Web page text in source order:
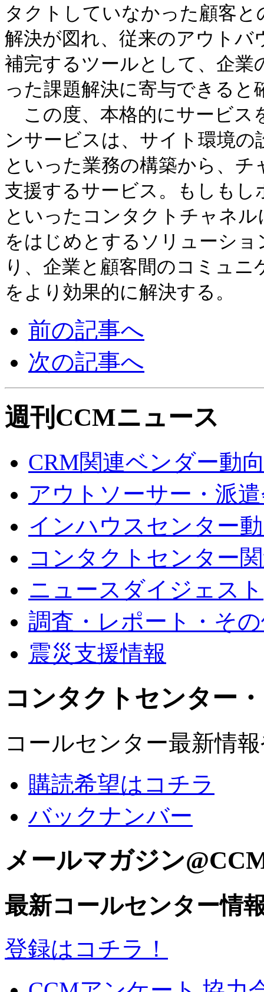
タ クトしていなかった顧客と
解決が図れ、従来のアウトバ
補完するツールとして、企業
っ た課題解決に寄与できる
この度、本格的にサービス
ンサービスは、サイト環境の
といった業務の構築から、
支援するサービス。もしも
といったコンタクトチャネル
をはじめとするソリューシ
り、 企業と顧客間のコミュニ
をより効果的に解決する。
前の記事へ
次の記事へ
週刊CCMニュース
CRM関連ベンダー動
アウトソーサー・派
インハウスセンター
コンタクトセンター
ニュースダイジェスト
調査・レポート・そ
震災支援情報
コンタクトセンター
コールセンター最新情
購読希望はコチラ
バックナンバー
メールマガジン
最新コールセンター情
登録はコチラ！